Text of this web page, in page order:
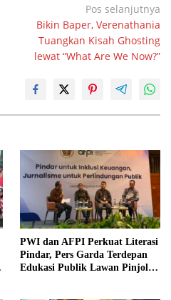
Pos selanjutnya
Bikin Baper, Verenathania
Tuangkan Kisah Ghosting
lewat “What Are We Now?”
PWI dan AFPI Perkuat Literasi
Pindar, Pers Garda Terdepan
Edukasi Publik Lawan Pinjol